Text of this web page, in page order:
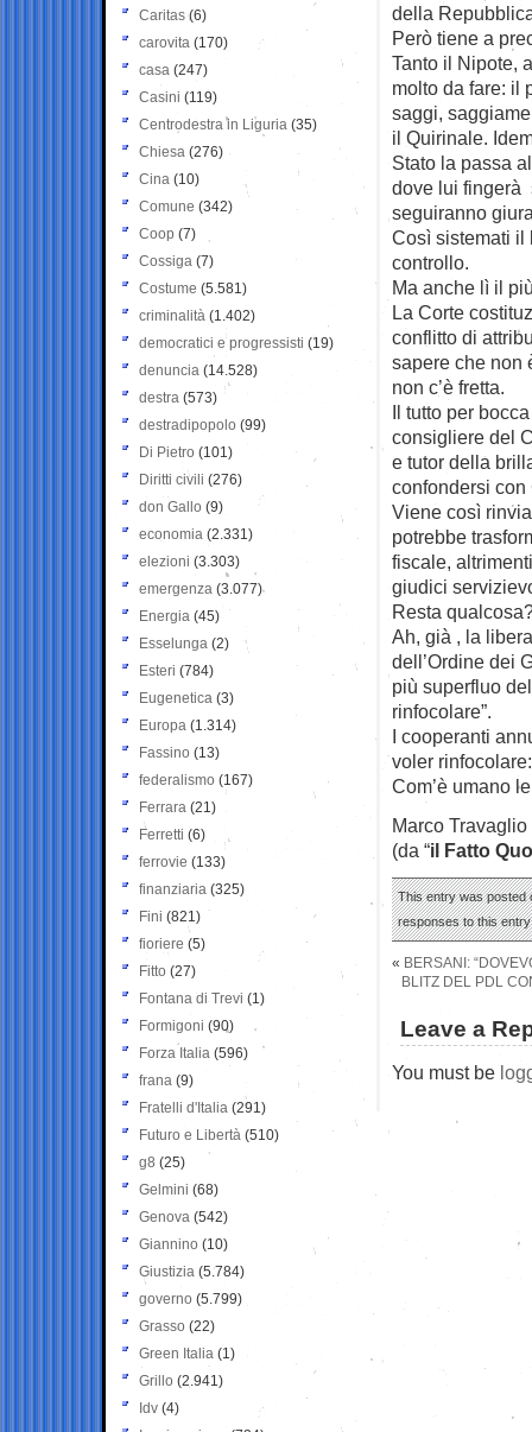
della
Però tiene a
Tanto il Nipote,
molto da fare: il
saggi,
il Quirinale.
Stato la passa
dove lui fingerà
seguiranno
Così sistemati il
controllo.
Ma anche lì il
La Corte
conflitto di
sapere che non
non c’è fretta.
Il tutto per
consigliere del
e tutor della
confondersi
Viene così
potrebbe
fiscale,
giudici
Resta
Ah, già , la
dell’Ordine dei
più superfluo
rinfocolare”.
I cooperanti
voler
Com’è umano
Marco Travaglio
(da “il Fatto
This entry was posted
responses to this
« BERSANI:
BLITZ DEL PDL
Leave a
You must be
Caritas (6)
carovita (170)
casa (247)
Casini (119)
Centrodestra in Liguria (35)
Chiesa (276)
Cina (10)
Comune (342)
Coop (7)
Cossiga (7)
Costume (5.581)
criminalità (1.402)
democratici e progressisti (19)
denuncia (14.528)
destra (573)
destradipopolo (99)
Di Pietro (101)
Diritti civili (276)
don Gallo (9)
economia (2.331)
elezioni (3.303)
emergenza (3.077)
Energia (45)
Esselunga (2)
Esteri (784)
Eugenetica (3)
Europa (1.314)
Fassino (13)
federalismo (167)
Ferrara (21)
Ferretti (6)
ferrovie (133)
finanziaria (325)
Fini (821)
fioriere (5)
Fitto (27)
Fontana di Trevi (1)
Formigoni (90)
Forza Italia (596)
frana (9)
Fratelli d'Italia (291)
Futuro e Libertà (510)
g8 (25)
Gelmini (68)
Genova (542)
Giannino (10)
Giustizia (5.784)
governo (5.799)
Grasso (22)
Green Italia (1)
Grillo (2.941)
Idv (4)